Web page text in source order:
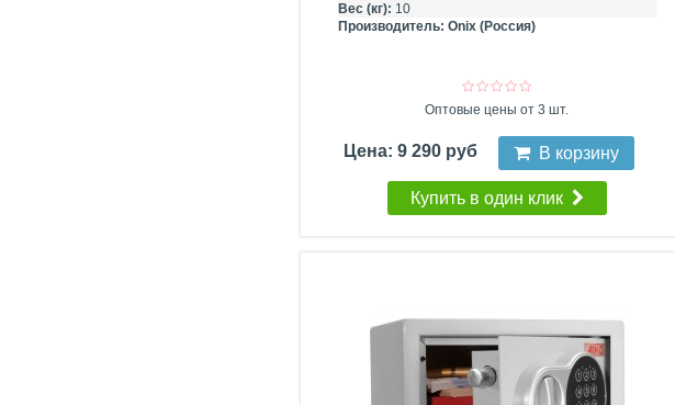
Вес (кг): 10
Производитель: Onix (Россия)
Оптовые цены от 3 шт.
Цена: 9 290 руб В корзину
Купить в один клик